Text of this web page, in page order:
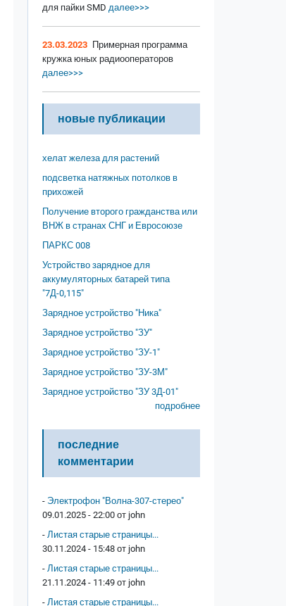
для пайки SMD далее>>>
23.03.2023 Примерная программа
кружка юных радиооператоров
далее>>>
новые публикации
хелат железа для растений
подсветка натяжных потолков в
прихожей
Получение второго гражданства или
ВНЖ в странах СНГ и Евросоюзе
ПАРКС 008
Устройство зарядное для
аккумуляторных батарей типа
"7Д-0,115"
Зарядное устройство "Ника"
Зарядное устройство "ЗУ"
Зарядное устройство "ЗУ-1"
Зарядное устройство "ЗУ-3М"
Зарядное устройство "ЗУ 3Д-01"
подробнее
последние
комментарии
- Электрофон "Волна-307-стерео"
09.01.2025 - 22:00 от john
- Листая старые страницы...
30.11.2024 - 15:48 от john
- Листая старые страницы...
21.11.2024 - 11:49 от john
- Листая старые страницы...